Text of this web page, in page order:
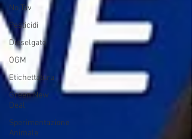
No Tav
Pesticidi
Dieselgate
OGM
Etichettatura
Green New
Deal
Sperimentazione
Animale